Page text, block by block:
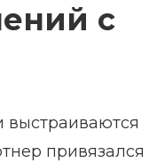
с
привязался